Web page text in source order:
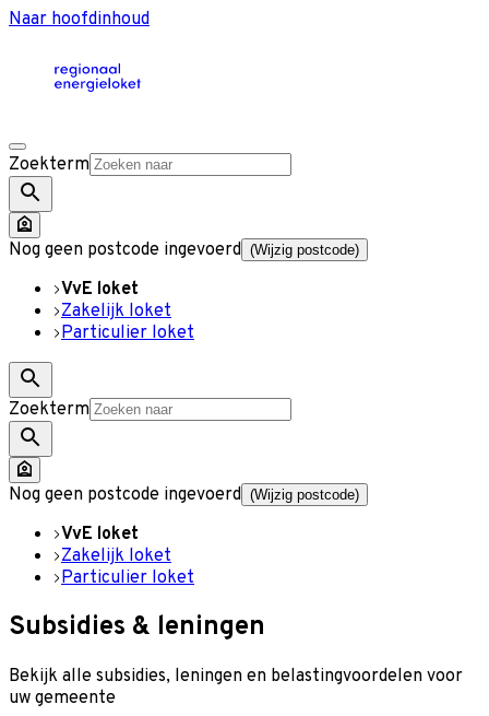
Naar hoofdinhoud
Zoekterm
Nog geen postcode ingevoerd (Wijzig postcode)
VvE loket
Zakelijk loket
Particulier loket
Zoekterm
Nog geen postcode ingevoerd (Wijzig postcode)
VvE loket
Zakelijk loket
Particulier loket
Subsidies & leningen
Bekijk alle subsidies, leningen en belastingvoordelen voor
uw gemeente